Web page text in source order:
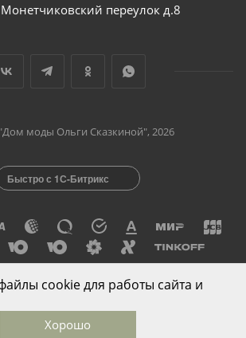
переулок д.8
моды Ольги Сказкиной", 2026
Быстро с 1С-Битрикс
в
Корзина
cookie для работы сайта и
Хорошо